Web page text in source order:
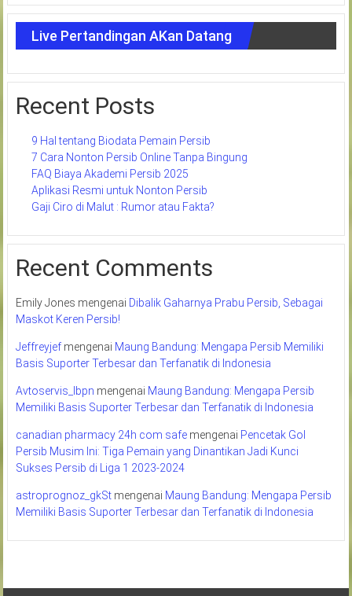
Live Pertandingan AKan Datang
Recent Posts
9 Hal tentang Biodata Pemain Persib
7 Cara Nonton Persib Online Tanpa Bingung
FAQ Biaya Akademi Persib 2025
Aplikasi Resmi untuk Nonton Persib
Gaji Ciro di Malut : Rumor atau Fakta?
Recent Comments
Emily Jones mengenai Dibalik Gaharnya Prabu Persib, Sebagai
Maskot Keren Persib!
Jeffreyjefmengenai Maung Bandung: Mengapa Persib Memiliki
Basis Suporter Terbesar dan Terfanatik di Indonesia
Avtoservis_lbpn mengenai Maung Bandung: Mengapa Persib
Memiliki Basis Suporter Terbesar dan Terfanatik di Indonesia
canadian pharmacy 24h com safemengenai Pencetak Gol
Persib Musim Ini: Tiga Pemain yang Dinantikan Jadi Kunci
Sukses Persib di Liga 1 2023-2024
astroprognoz_gkStmengenai Maung Bandung: Mengapa Persib
Memiliki Basis Suporter Terbesar dan Terfanatik di Indonesia